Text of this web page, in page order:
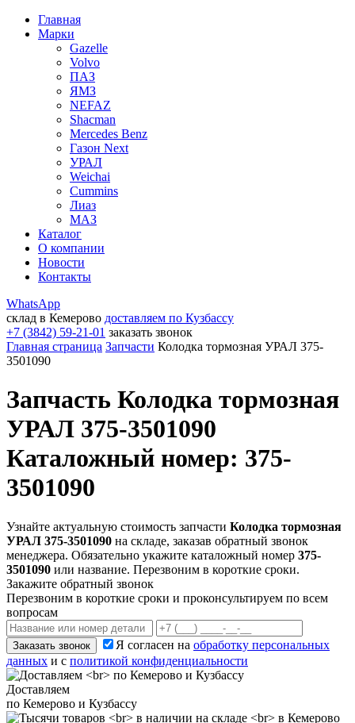
Главная
Марки
Gazelle
Volvo
ПАЗ
ЯМЗ
NEFAZ
Shacman
Mercedes Benz
Газон Next
УРАЛ
Weichai
Cummins
Лиаз
МАЗ
Каталог
О компании
Новости
Контакты
WhatsApp
склад в Кемерово доставляем по Кузбассу
+7 (3842) 59-21-01 заказать звонок
Главная страница Запчасти Колодка тормозная УРАЛ 375-
3501090
Запчасть Колодка тормозная
УРАЛ 375-3501090
Каталожный номер: 375-
3501090
Узнайте актуальную стоимость запчасти Колодка тормозная
УРАЛ 375-3501090 на складе, заказав обратный звонок
менеджера. Обязательно укажите каталожный номер 375-
3501090 или название. Перезвоним в короткие сроки.
Закажите обратный звонок
Перезвоним в короткие сроки и проконсультируем по всем
вопросам
Заказать звонок Я согласен на обработку персональных
данных и с политикой конфиденциальности
Доставляем
по Кемерово и Кузбассу